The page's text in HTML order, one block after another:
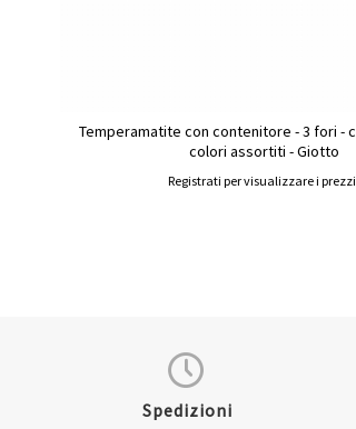
Temperamatite con contenitore - 3 fori -
colori assortiti - Giotto
Registrati per visualizzare i
Spedizioni